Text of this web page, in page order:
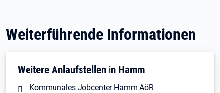
Weiterführende Informationen
Weitere Anlaufstellen in Hamm
Kommunales Jobcenter Hamm AöR